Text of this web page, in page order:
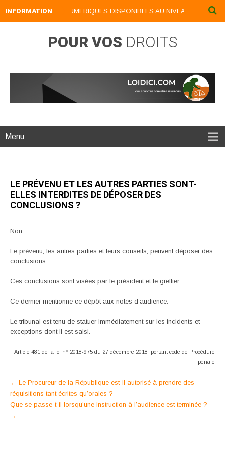
INFORMATION
NOS LIVRES NUMERIQUES DISPONIBLES AU NIVEAU DU
POUR VOS DROITS
Menu
LE PRÉVENU ET LES AUTRES PARTIES SONT-
ELLES INTERDITES DE DÉPOSER DES
CONCLUSIONS ?
Non.
Le prévenu, les autres parties et leurs conseils, peuvent déposer des
conclusions.
Ces conclusions sont visées par le président et le greffier.
Ce dernier mentionne ce dépôt aux notes d’audience.
Le tribunal est tenu de statuer immédiatement sur les incidents et
exceptions dont il est saisi.
Article 481 de la loi n° 2018-975 du 27 décembre 2018 portant code de Procédure
pénale
Post
navigation
← Le Procureur de la République est-il autorisé à prendre des
réquisitions tant écrites qu’orales ?
Que se passe-t-il lorsqu’une instruction à l’audience est terminée ?
→